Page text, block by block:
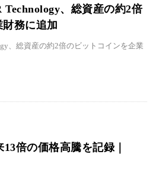
、総資産の約2倍
務に追加
、総資産の約2倍のビットコインを企業
倍の価格高騰を記録｜